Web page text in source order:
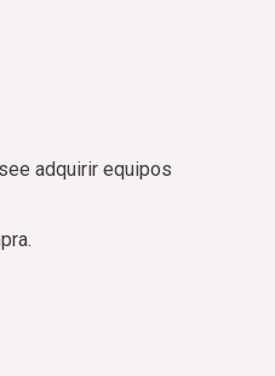
adquirir equipos